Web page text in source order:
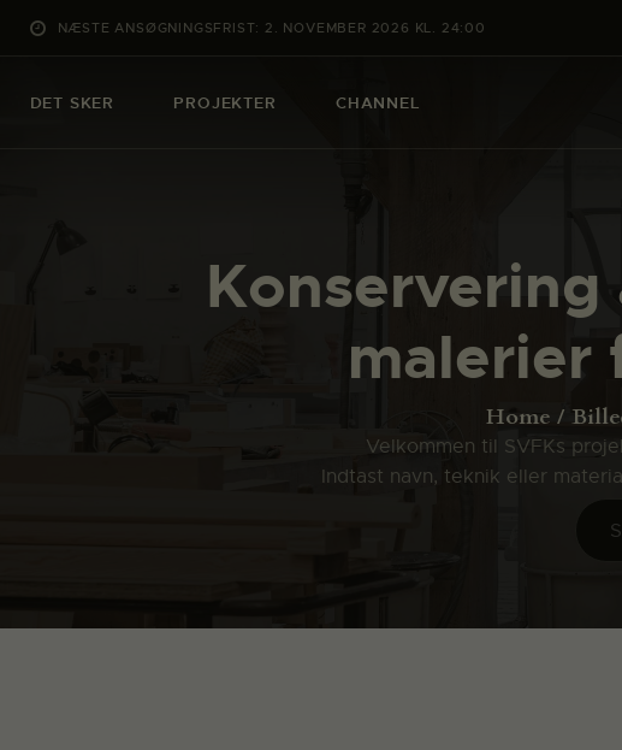
NÆSTE ANSØGNINGSFRIST: 2. NOVEMBER 2026 KL. 24:00
DET SKER PROJEKTER CHANNEL
malerier
Home
Velkommen til SVFKs
Indtast navn, teknik eller
OM